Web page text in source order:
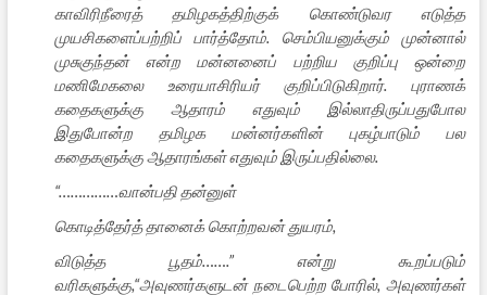
காவிரிநீரைத் தமிழகத்திற்குக் கொண்டுவர எடுத்த
முயசிகளைப்பற்றிப் பார்த்தோம். செம்பியனுக்கும் முன்னால்
முசுகுந்தன் என்ற மன்னனைப் பற்றிய குறிப்பு ஒன்றை
மணிமேகலை உரையாசிரியர் குறிப்பிடுகிறார். புராணக்
கதைகளுக்கு ஆதாரம் எதுவும் இல்லாதிருப்பதுபோல
இதுபோன்ற தமிழக மன்னர்களின் புகழ்பாடும் பல
கதைகளுக்கு ஆதாரங்கள் எதுவும் இருப்பதில்லை.
“……………வான்பதி தன்னுள்
கொடித்தேர்த் தானைக் கொற்றவன் துயரம்,
விடுத்த பூதம்…….” என்று கூறப்படும்
வரிகளுக்கு,“அவுணர்களுடன் நடைபெற்ற போரில், அவுணர்கள்